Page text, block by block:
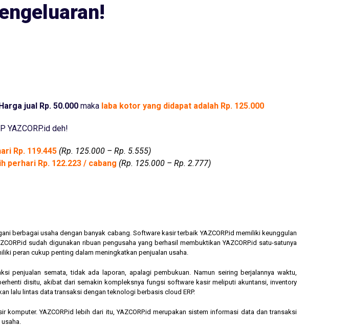
jual Rp. 50.000 maka laba kotor yang didapat adalah Rp. 125.000
YAZCORP.id deh!
Rp. 119.445 (Rp. 125.000 – Rp. 5.555)
perhari Rp. 122.223 / cabang (Rp. 125.000 – Rp. 2.777)
berbagai usaha dengan banyak cabang. Software kasir terbaik YAZCORP.id memiliki keunggulan
sudah digunakan ribuan pengusaha yang berhasil membuktikan YAZCORP.id satu-satunya
peran cukup penting dalam meningkatkan penjualan usaha.
penjualan semata, tidak ada laporan, apalagi pembukuan. Namun seiring berjalannya waktu,
disitu, akibat dari semakin kompleksnya fungsi software kasir meliputi akuntansi, inventory
lalu lintas data transaksi dengan teknologi berbasis cloud ERP.
YAZCORP.id lebih dari itu, YAZCORP.id merupakan sistem informasi data dan transaksi